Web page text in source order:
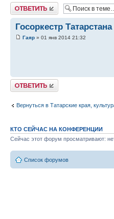
Ответить
Госоркестр
Гаяр » 01 янв 2014 21:32
Ответить
Вернуться в Татарские края,
КТО СЕЙЧАС НА КОНФЕРЕНЦИИ
Сейчас этот форум просматривают:
Список форумов